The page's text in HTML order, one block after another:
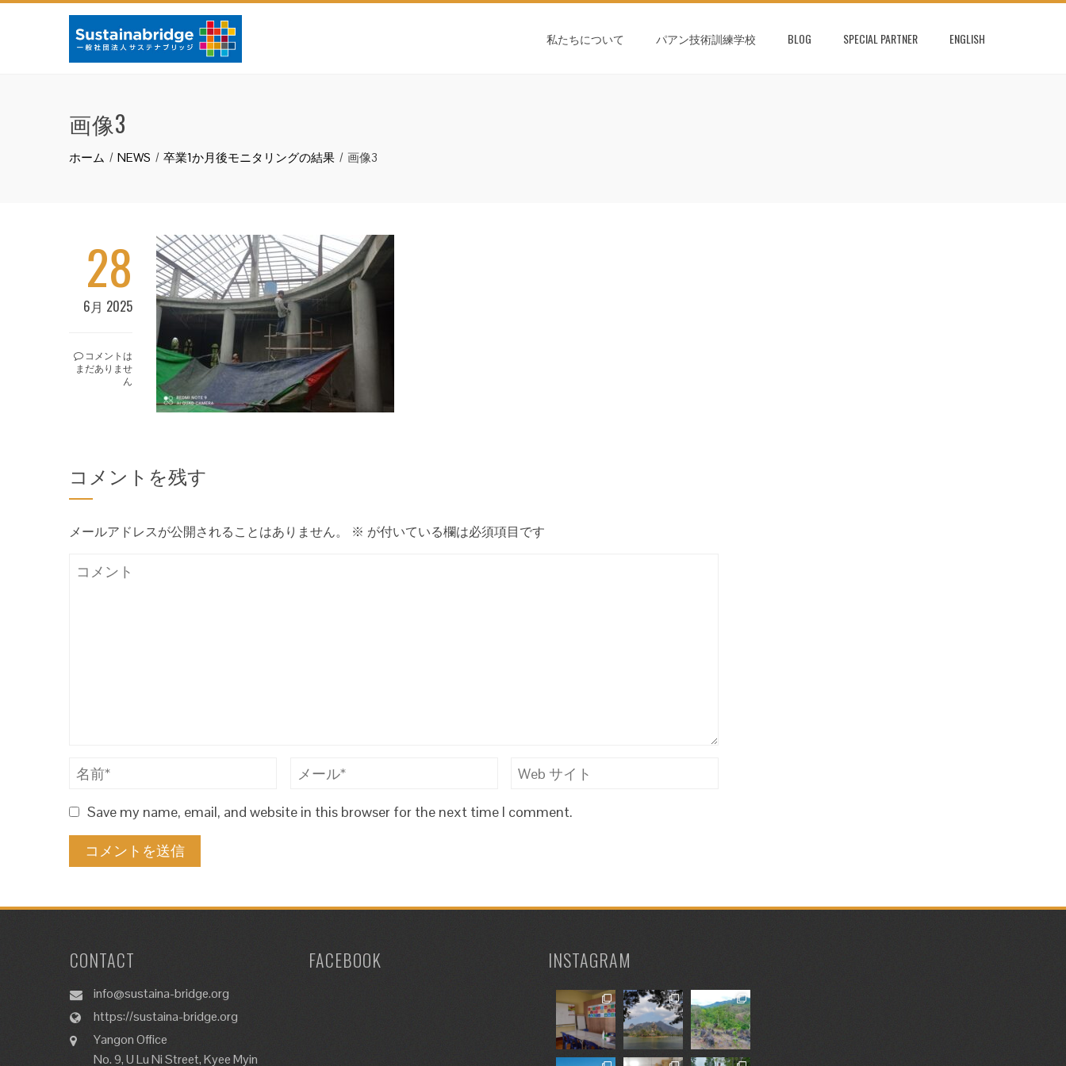
私たちについて パアン技術訓練学校 BLOG SPECIAL PARTNER ENGLISH
画像3
ホーム NEWS 卒業1か月後モニタリングの結果 画像3
28
6月 2025
コメントは
まだありませ
ん
コメントを残す
メールアドレスが公開されることはありません。 ※ が付いている欄は必須項目です
Save my name, email, and website in this browser for the next time I comment.
CONTACT
info@sustaina-bridge.org
https://sustaina-bridge.org
Yangon Office
No. 9, U Lu Ni Street, Kyee Myin
FACEBOOK INSTAGRAM